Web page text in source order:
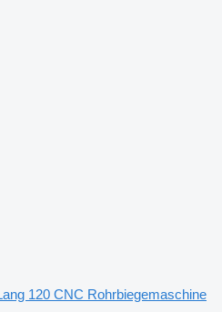
120 CNC Rohrbiegemaschine